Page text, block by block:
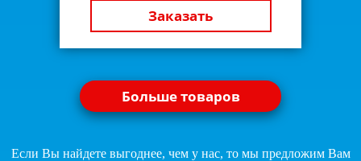
Заказать
Больше товаров
Если Вы найдете выгоднее, чем у нас, то мы предложим Вам